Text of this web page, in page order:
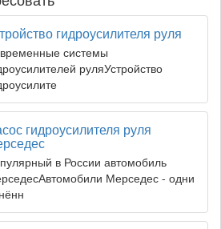
гидроусилителя руля
системы
руляУстройство
гидроусилителя руля
в России автомобиль
Мерседес - одни